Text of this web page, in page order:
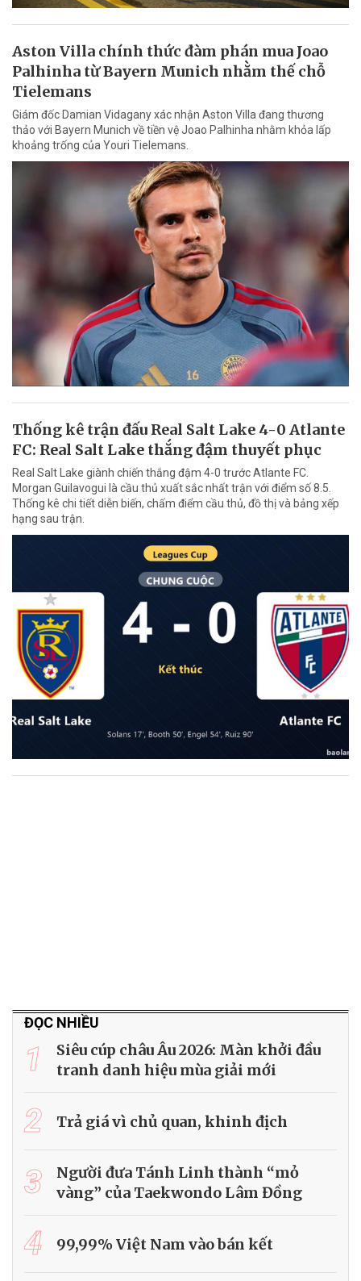
Aston Villa chính thức đàm phán mua Joao
Palhinha từ Bayern Munich nhằm thế chỗ
Tielemans
Giám đốc Damian Vidagany xác nhận Aston Villa đang thương
thảo với Bayern Munich về tiền vệ Joao Palhinha nhằm khỏa lấp
khoảng trống của Youri Tielemans.
Thống kê trận đấu Real Salt Lake 4-0 Atlante
FC: Real Salt Lake thắng đậm thuyết phục
Real Salt Lake giành chiến thắng đậm 4-0 trước Atlante FC.
Morgan Guilavogui là cầu thủ xuất sắc nhất trận với điểm số 8.5.
Thống kê chi tiết diễn biến, chấm điểm cầu thủ, đồ thị và bảng xếp
hạng sau trận.
ĐỌC NHIỀU
1
Siêu cúp châu Âu 2026: Màn khởi đầu
tranh danh hiệu mùa giải mới
2 Trả giá vì chủ quan, khinh địch
3
Người đưa Tánh Linh thành “mỏ
vàng” của Taekwondo Lâm Đồng
4 99,99% Việt Nam vào bán kết